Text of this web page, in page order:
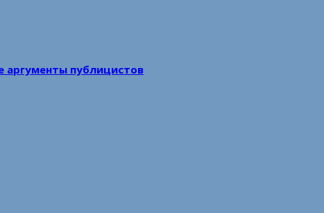
аргументы публицистов